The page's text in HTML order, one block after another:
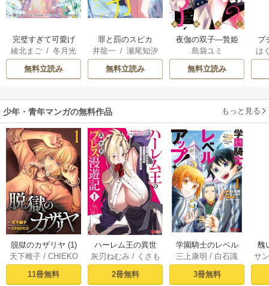
完璧すぎて可愛げ
がないと婚約破棄
された聖女は隣国
に売られる
綾北まご /冬月光
輝/ 昌未
無料立読み
罪と罰のスピカ
井龍一 /瀬尾知汐
無料立読み
夜伽の双子―贄姫
は二人の王子に愛
される―
島袋ユミ
無料立読み
ブ
復
は
少年・青年マンガの無料作品 もっと見る
脱獄のカザリヤ (1)
天下雌子/ CHIEKO
11冊無料
ハーレム王の異世
界プレス漫遊記 ～
最強無双のおじさ
んはあらゆる種族
灰刃ねむみ / くさも
2冊無料
学園騎士のレベル
アップ！レベル100
0超えの転生者、落
ちこぼれクラスに
三上康明 / 白石識
3冊無料
醜
同
サ